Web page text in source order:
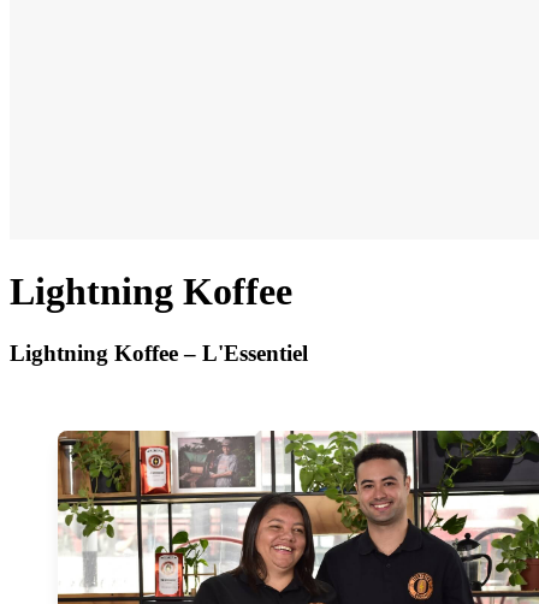
Lightning Koffee
Lightning Koffee – L'Essentiel